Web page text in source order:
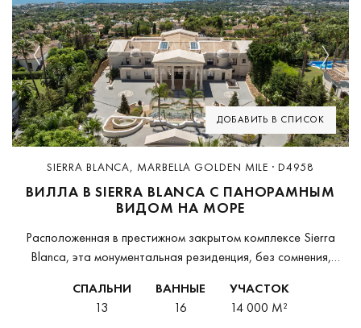
ДОБАВИТЬ В СПИСОК
Previous Next
SIERRA BLANCA, MARBELLA GOLDEN MILE · D4958
ВИЛЛА В SIERRA BLANCA С ПАНОРАМНЫМ
ВИДОМ НА МОРЕ
Расположенная в престижном закрытом комплексе Sierra
Blanca, эта монументальная резиденция, без сомнения,
Золотой Миле Марбельи — и, возможно, одной из самых
впечатляющих во...
СПАЛЬНИ
13
ВАННЫЕ
16
УЧАСТОК
14 000 M²